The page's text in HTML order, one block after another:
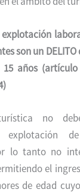
son un
años
no
explotación
lo tanto no
el
de edad